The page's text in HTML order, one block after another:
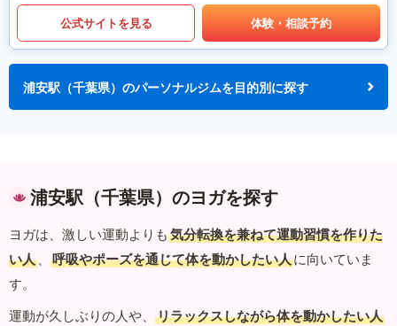
公式サイトを見る 体験・相談予約
浦安駅（千葉県）のパーソナルジムを目的別に探す
浦安駅（千葉県）のヨガを探す
ヨガは、激しい運動よりも 気分転換を兼ねて運動習慣を作りた
い人 、 呼吸やポーズを通じて体を動かしたい人に向いていま
す。
運動が久しぶりの人や、
リラックスしながら体を動かしたい人